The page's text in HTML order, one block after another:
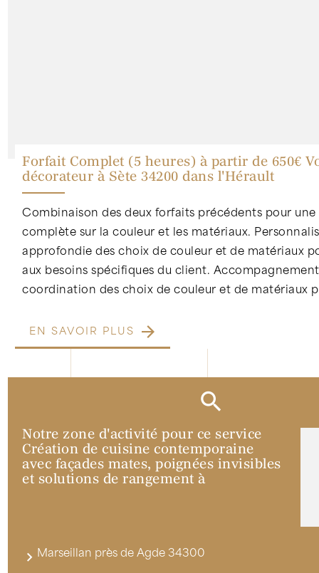
Forfait Complet (5 heures) à partir de 650€
décorateur à Sète 34200 dans l'Hérault
Combinaison des deux forfaits précédents pour
complète sur la couleur et les matériaux.
approfondie des choix de couleur et de matériaux
aux besoins spécifiques du client.
coordination des choix de couleur et de matériaux
EN SAVOIR PLUS
Notre zone d'activité pour ce service
Création de cuisine contemporaine
avec façades mates, poignées invisibles
et solutions de rangement à
Marseillan près de Agde 34300